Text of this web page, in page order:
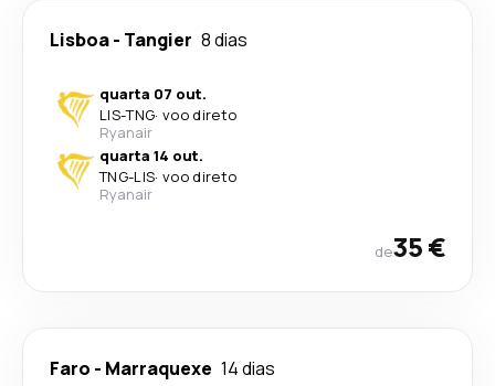
Lisboa- Tangier 8 dias
quarta 07 out.
LIS-TNG· voo direto
Ryanair
quarta 14 out.
TNG-LIS· voo direto
Ryanair
de35 €
Faro - Marraquexe 14 dias